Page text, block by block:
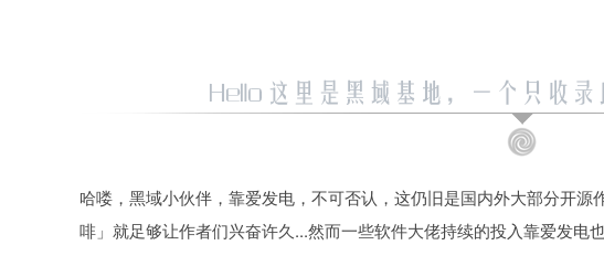
哈喽，黑域小伙伴，靠爱发电，不可否认，这仍旧是国内外大部分开
啡」就足够让作者们兴奋许久...然而一些软件大佬持续的投入靠爱发电也